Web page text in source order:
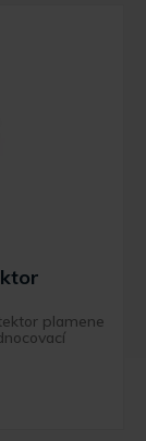
plamene